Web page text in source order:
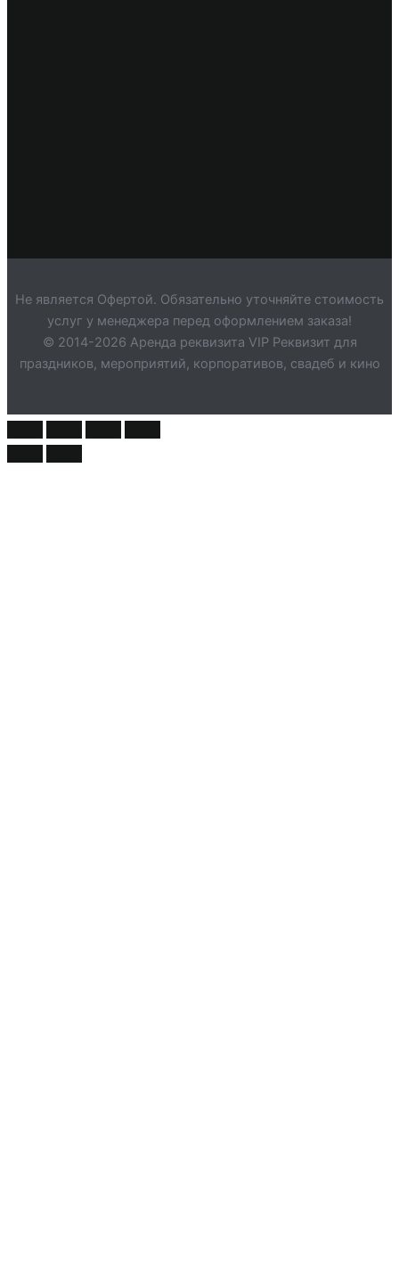
Не является Офертой. Обязательно уточняйте стоимость
услуг у менеджера перед оформлением заказа!
© 2014-2026 Аренда реквизита VIP Реквизит для
праздников, мероприятий, корпоративов, свадеб и кино